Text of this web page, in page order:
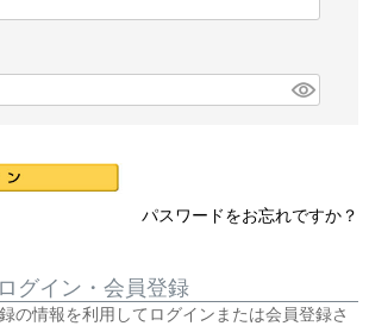
)
パスワードをお忘れですか？
グイン・会員登録
の情報を利用してログインまたは会員登録さ